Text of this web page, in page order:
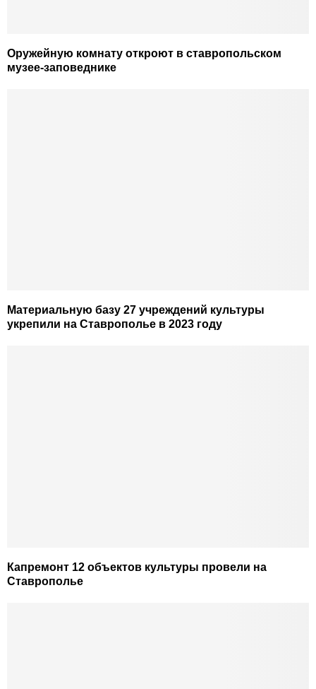
Оружейную комнату откроют в ставропольском
музее-заповеднике
Материальную базу 27 учреждений культуры
укрепили на Ставрополье в 2023 году
Капремонт 12 объектов культуры провели на
Ставрополье